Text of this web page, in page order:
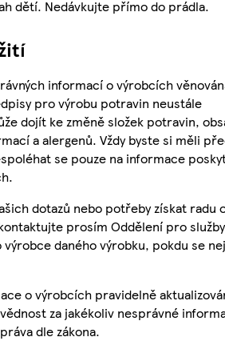
dětí. Nedávkujte přímo do prádla.
informací o výrobcích
pro výrobu potravin neustále
dojít ke změně složek potravin,
a alergenů. Vždy byste si měli
se pouze na informace
dotazů nebo potřeby získat radu
prosím Oddělení pro služby
výrobce daného výrobku, pokdu se
o výrobcích pravidelně
za jakékoliv nesprávné
dle zákona.